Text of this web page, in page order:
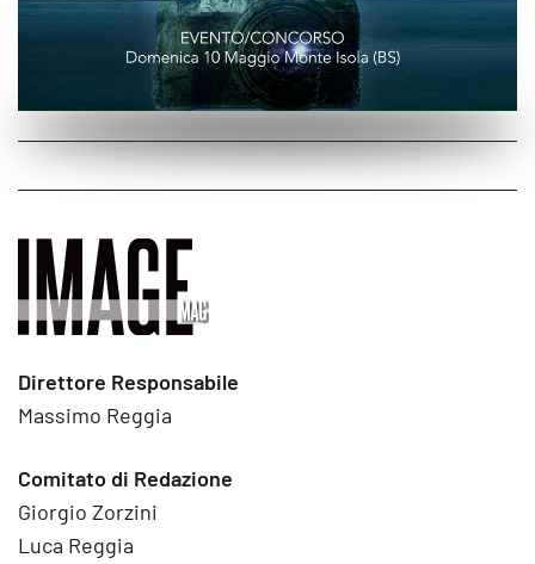
Direttore Responsabile
Massimo Reggia
Comitato di Redazione
Giorgio Zorzini
Luca Reggia